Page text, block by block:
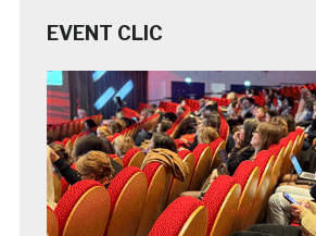
EVENT CLIC